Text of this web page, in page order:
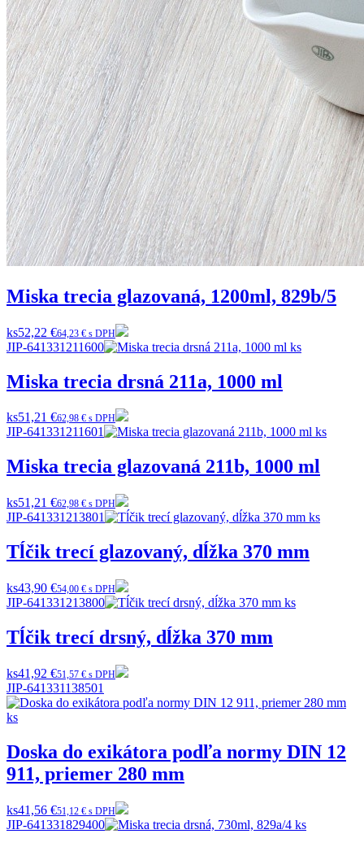
Miska trecia glazovaná, 1200ml, 829b/5
ks52,22 €64,23 € s DPH
JIP-641331211600
Miska trecia drsná 211a, 1000 ml
ks51,21 €62,98 € s DPH
JIP-641331211601
Miska trecia glazovaná 211b, 1000 ml
ks51,21 €62,98 € s DPH
JIP-641331213801
Tĺčik trecí glazovaný, dĺžka 370 mm
ks43,90 €54,00 € s DPH
JIP-641331213800
Tĺčik trecí drsný, dĺžka 370 mm
ks41,92 €51,57 € s DPH
JIP-641331138501
Doska do exikátora podľa normy DIN 12
911, priemer 280 mm
ks41,56 €51,12 € s DPH
JIP-641331829400